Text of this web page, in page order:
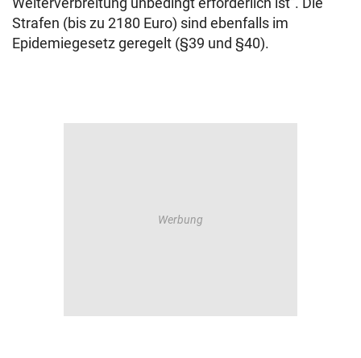
Strafen (bis zu 2180 Euro) sind ebenfalls im
Epidemiegesetz geregelt (§39 und §40).